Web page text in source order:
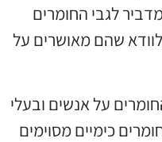
לגבי החומרים
שהם מאושרים על
על אנשים ובעלי
כימיים מסוימים